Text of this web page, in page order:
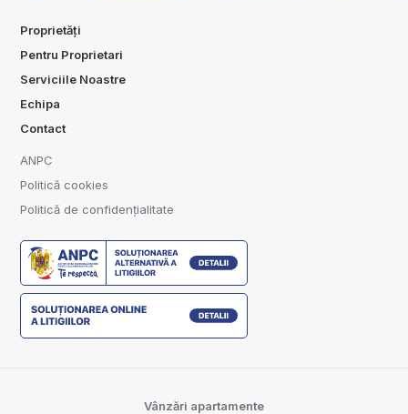
Proprietăți
Pentru Proprietari
Serviciile Noastre
Echipa
Contact
ANPC
Politică cookies
Politică de confidențialitate
Vânzări apartamente